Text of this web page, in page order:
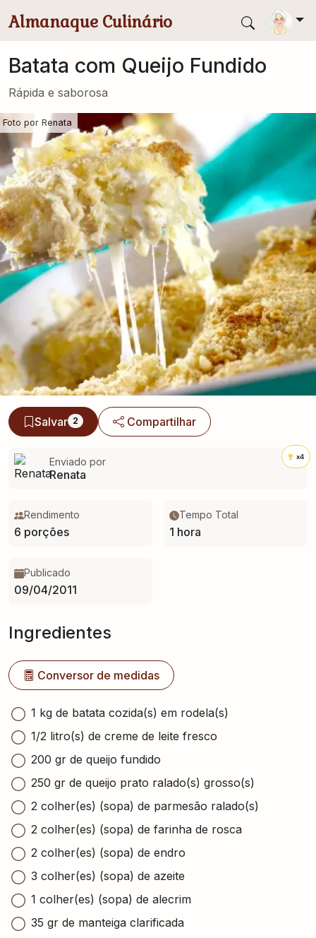
Almanaque Culinário
Batata com Queijo Fundido
Rápida e saborosa
Foto por Renata
Salvar 2 Compartilhar
Enviado por
Renata
x4
Rendimento
6 porções
Tempo Total
1 hora
Publicado
09/04/2011
Ingredientes
Conversor de medidas
1 kg de batata cozida(s) em rodela(s)
1/2 litro(s) de creme de leite fresco
200 gr de queijo fundido
250 gr de queijo prato ralado(s) grosso(s)
2 colher(es) (sopa) de parmesão ralado(s)
2 colher(es) (sopa) de farinha de rosca
2 colher(es) (sopa) de endro
3 colher(es) (sopa) de azeite
1 colher(es) (sopa) de alecrim
35 gr de manteiga clarificada